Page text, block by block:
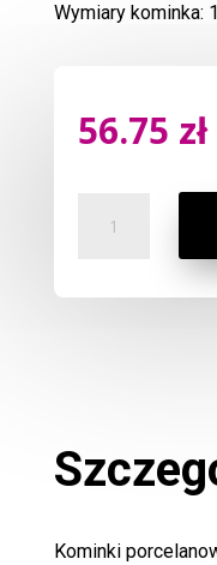
Wymiary kominka:
56.75 zł
Kominek
Kominki